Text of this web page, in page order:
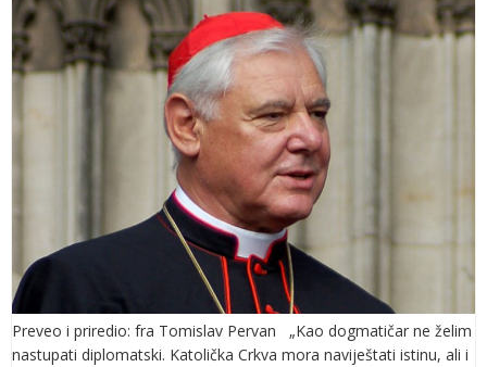
Preveo i priredio: fra Tomislav Pervan „Kao dogmatičar ne želim
nastupati diplomatski. Katolička Crkva mora naviještati istinu, ali i